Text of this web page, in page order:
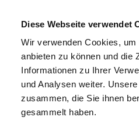
Diese Webseite verwendet
Wir verwenden Cookies,
anbieten zu können und die
Informationen zu Ihrer
und Analysen weiter.
zusammen, die Sie ihnen
gesammelt haben.